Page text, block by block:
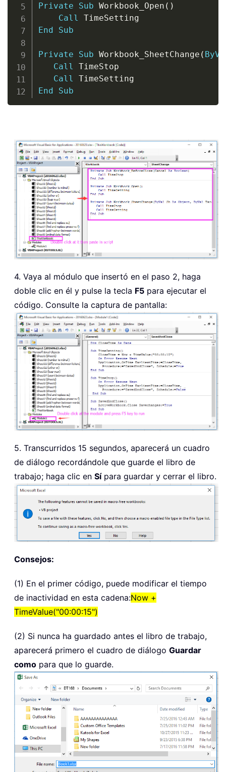
Private Sub Workbook_Open ( )
Call
End
Sub
Private Sub Workbook_SheetChange (
Call TimeStop
Call
End
Sub
4. Vaya al módulo que insertó en el paso 2, haga
doble clic en él y pulse la tecla F5 para ejecutar el
código. Consulte la captura de pantalla:
5. Transcurridos 15 segundos, aparecerá un cuadro
de diálogo recordándole que guarde el libro de
trabajo; haga clic en Sípara guardar y cerrar el libro.
Consejos:
(1) En el primer código, puede modificar el tiempo
de inactividad en esta cadena:Now +
TimeValue("00:00:15")
(2) Si nunca ha guardado antes el libro de trabajo,
aparecerá primero el cuadro de diálogo Guardar
como para que lo guarde.